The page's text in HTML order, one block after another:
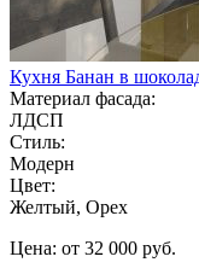
Кухня Банан в
Материал фасада:
ЛДСП
Стиль:
Модерн
Цвет:
Желтый, Орех
Цена: от 32 000 руб.